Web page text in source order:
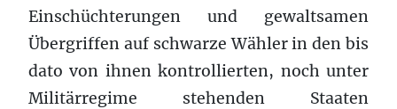
Einschüchterungen und gewaltsamen
Übergriffen auf schwarze Wähler in den bis
dato von ihnen kontrollierten, noch unter
Militärregime stehenden Staaten